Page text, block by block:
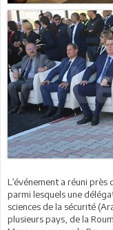
L’événement a réuni
parmi lesquels une
sciences de la sécurité
plusieurs pays, de la